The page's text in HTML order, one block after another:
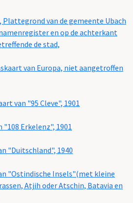
Plattegrond van de gemeente Ubach
en op de achterkant
de stad,
van Europa, niet aangetroffen
van "95 Cleve", 1901
"108 Erkelenz", 1901
"Duitschland", 1940
"Ostindische Insels"(met kleine
Atjih oder Atschin, Batavia en